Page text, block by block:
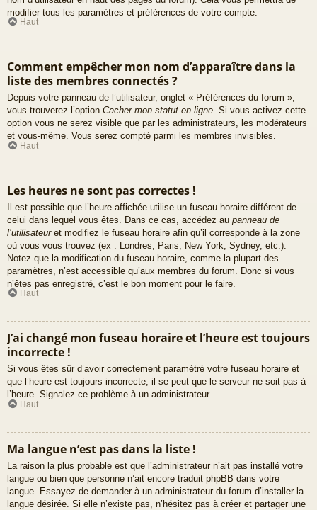
modifier tous les paramètres et préférences de votre compte.
Haut
Comment empêcher mon nom d’apparaître dans la
liste des membres connectés ?
Depuis votre panneau de l’utilisateur, onglet « Préférences du forum »,
vous trouverez l’option Cacher mon statut en ligne. Si vous activez cette
option vous ne serez visible que par les administrateurs, les modérateurs
et vous-même. Vous serez compté parmi les membres invisibles.
Haut
Les heures ne sont pas correctes !
Il est possible que l’heure affichée utilise un fuseau horaire différent de
celui dans lequel vous êtes. Dans ce cas, accédez au panneau de
l’utilisateuret modifiez le fuseau horaire afin qu’il corresponde à la zone
où vous vous trouvez (ex : Londres, Paris, New York, Sydney, etc.).
Notez que la modification du fuseau horaire, comme la plupart des
paramètres, n’est accessible qu’aux membres du forum. Donc si vous
n’êtes pas enregistré, c’est le bon moment pour le faire.
Haut
J’ai changé mon fuseau horaire et l’heure est toujours
incorrecte !
Si vous êtes sûr d’avoir correctement paramétré votre fuseau horaire et
que l’heure est toujours incorrecte, il se peut que le serveur ne soit pas à
l’heure. Signalez ce problème à un administrateur.
Haut
Ma langue n’est pas dans la liste !
La raison la plus probable est que l’administrateur n’ait pas installé votre
langue ou bien que personne n’ait encore traduit phpBB dans votre
langue. Essayez de demander à un administrateur du forum d’installer la
langue désirée. Si elle n’existe pas, n’hésitez pas à créer et partager une